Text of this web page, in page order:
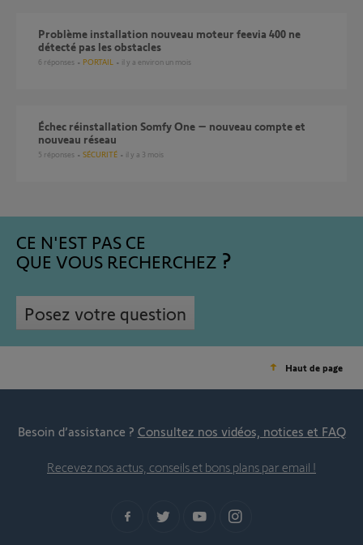
Problème installation nouveau moteur feevia 400 ne
détecté pas les obstacles
6 réponses PORTAIL il y a environ un mois
Échec réinstallation Somfy One – nouveau compte et
nouveau réseau
5 réponses SÉCURITÉ il y a 3 mois
CE N'EST PAS CE
QUE VOUS RECHERCHEZ
Posez votre question
Haut de page
Besoin d’assistance ? Consultez nos vidéos, notices et FAQ
Recevez nos actus, conseils et bons plans par email !